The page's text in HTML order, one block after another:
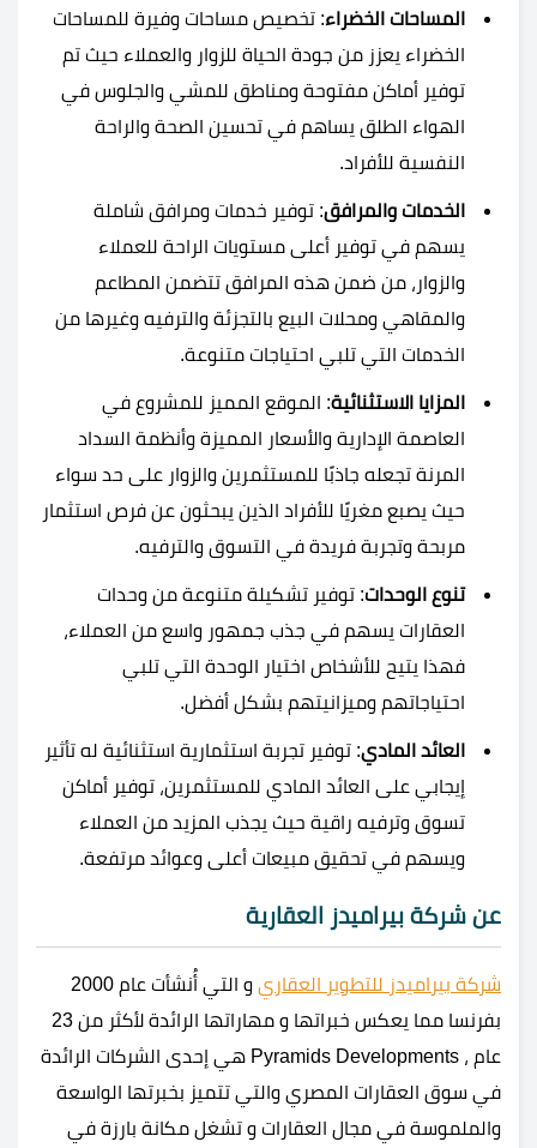
المساحات الخضراء: تخصيص مساحات وفيرة للمساحات
الخضراء يعزز من جودة الحياة للزوار والعملاء حيث تم
توفير أماكن مفتوحة ومناطق للمشي والجلوس في
الهواء الطلق يساهم في تحسين الصحة والراحة
النفسية للأفراد.
الخدمات والمرافق: توفير خدمات ومرافق شاملة
يسهم في توفير أعلى مستويات الراحة للعملاء
والزوار، من ضمن هذه المرافق تتضمن المطاعم
والمقاهي ومحلات البيع بالتجزئة والترفيه وغيرها من
الخدمات التي تلبي احتياجات متنوعة.
المزايا الاستثنائية: الموقع المميز للمشروع في
العاصمة الإدارية والأسعار المميزة وأنظمة السداد
المرنة تجعله جاذبًا للمستثمرين والزوار على حد سواء
حيث يصبع مغريًا للأفراد الذين يبحثون عن فرص استثمار
مربحة وتجربة فريدة في التسوق والترفيه.
تنوع الوحدات: توفير تشكيلة متنوعة من وحدات
العقارات يسهم في جذب جمهور واسع من العملاء،
فهذا يتيح للأشخاص اختيار الوحدة التي تلبي
احتياجاتهم وميزانيتهم بشكل أفضل.
العائد المادي: توفير تجربة استثمارية استثنائية له تأثير
إيجابي على العائد المادي للمستثمرين، توفير أماكن
تسوق وترفيه راقية حيث يجذب المزيد من العملاء
ويسهم في تحقيق مبيعات أعلى وعوائد مرتفعة.
عن شركة بيراميدز العقارية
شركة بيراميدز للتطوير العقاري
و التي أُنشأت عام 2000
بفرنسا مما يعكس خبراتها و مهاراتها الرائدة لأكثر من 23
عام ، Pyramids Developments هي إحدى الشركات الرائدة
في سوق العقارات المصري والتي تتميز بخبرتها الواسعة
والملموسة في مجال العقارات و تشغل مكانة بارزة في